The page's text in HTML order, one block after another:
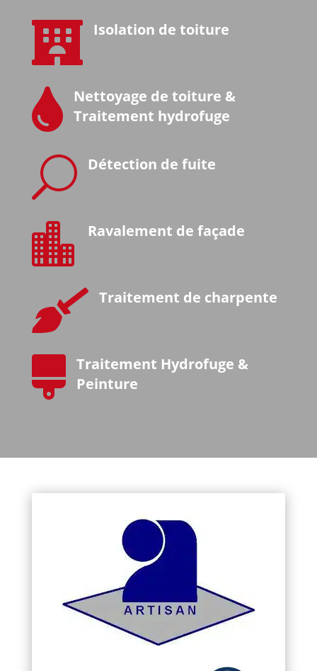
 Isolation de toiture

Nettoyage de toiture &
Traitement hydrofuge
U Détection de fuite
 Ravalement de façade
 Traitement de charpente
 Traitement Hydrofuge &
Peinture